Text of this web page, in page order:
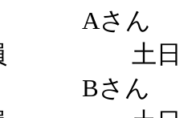
なく避けら
なき差別）